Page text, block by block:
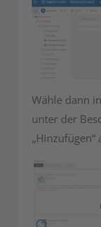
Wähle dann
unter der
„Hinzufügen“